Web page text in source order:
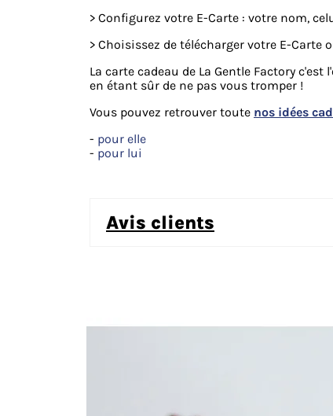
> Configurez votre E-Carte : votre nom,
> Choisissez de télécharger votre E-Carte
La carte cadeau de La Gentle Factory
en étant sûr de ne pas vous tromper !
Vous pouvez retrouver toute nos idées
- pour elle
- pour lui
avis clients